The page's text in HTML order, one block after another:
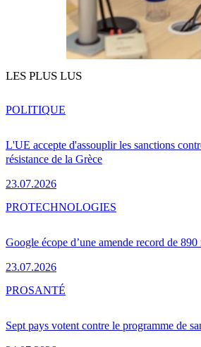
LES PLUS LUS
L'UE accepte d'assouplir les sanctions
résistance de la Grèce
23.07.2026
POLITIQUE
Google écope d’une amende record de
23.07.2026
PROTECHNOLOGIES
Sept pays votent contre le programme de
PROSANTÉ